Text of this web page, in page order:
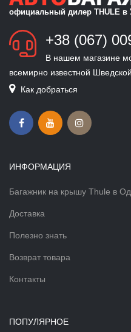
официальный дилер THULE в
+38 (067)
В нашем магазине
всемирно известной
Как добраться
ИНФОРМАЦИЯ
Багажник на крышу Thule в
Доставка
Полезно знать
Возврат товара
Контакты
ПОПУЛЯРНОЕ